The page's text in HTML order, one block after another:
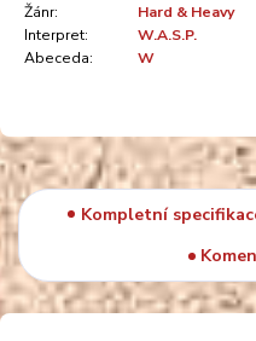
Žánr:
Hard & Heavy
Interpret:
W.A.S.P.
Abeceda:
W
Kompletní